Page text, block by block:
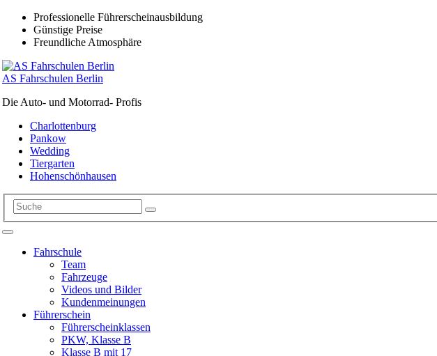
Professionelle Führerscheinausbildung
Günstige Preise
Freundliche Atmosphäre
AS Fahrschulen Berlin
Die Auto- und Motorrad- Profis
Charlottenburg
Pankow
Wedding
Tiergarten
Hohenschönhausen
Fahrschule
Team
Fahrzeuge
Videos und Bilder
Kundenmeinungen
Führerschein
Führerscheinklassen
PKW, Klasse B
Klasse B mit 17